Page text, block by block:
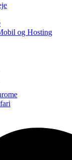
og Hosting